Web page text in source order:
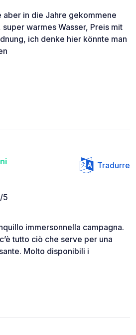
aber in die Jahre gekommene
warmes Wasser, Preis mit
ich denke hier könnte man
Tradurre
5
immersonnella campagna.
tutto ciò che serve per una
Molto disponibili i